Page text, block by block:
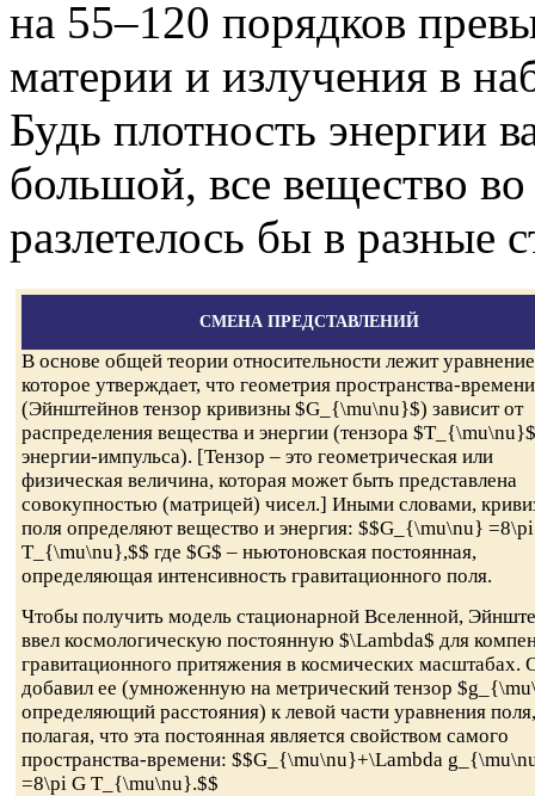
на 55–120 порядков
материи и излучения в
Будь плотность энергии
большой, все вещество
разлетелось бы в разные
СМЕНА ПРЕДСТАВЛЕНИЙ
В основе общей теории относительности лежит
которое утверждает, что геометрия пространства-времени
(Эйнштейнов тензор кривизны $G_{\mu\nu}$) зависит от
распределения вещества и энергии (тензора $T_{\mu\nu}$
энергии-импульса). [Тензор – это геометрическая или
физическая величина, которая может быть представлена
совокупностью (матрицей) чисел.] Иными словами,
поля определяют вещество и энергия: $$G_{\mu\nu}
T_{\mu\nu},$$ где $G$ – ньютоновская постоянная,
определяющая интенсивность гравитационного поля.
Чтобы получить модель стационарной Вселенной,
ввел космологическую постоянную $\Lambda$ для
гравитационного притяжения в космических масштабах.
добавил ее (умноженную на метрический тензор
определяющий расстояния) к левой части уравнения поля,
полагая, что эта постоянная является свойством самого
пространства-времени: $$G_{\mu\nu}+\Lambda
=8\pi G T_{\mu\nu}.$$